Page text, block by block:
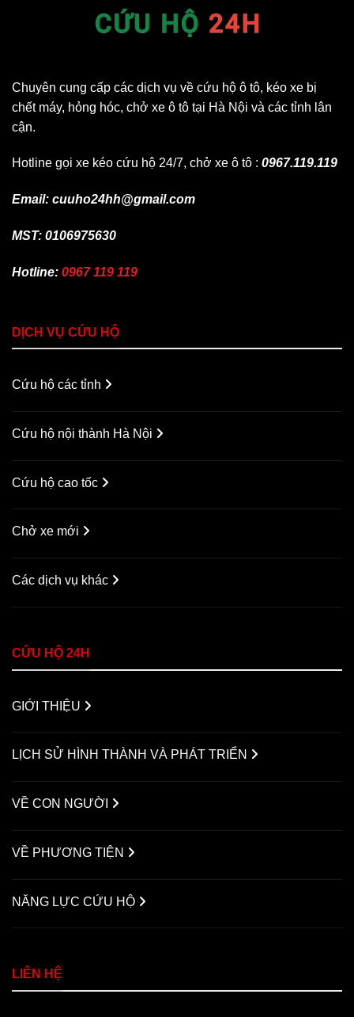
Chuyên cung cấp các dịch vụ về cứu hộ ô tô, kéo xe bị
chết máy, hỏng hóc, chở xe ô tô tại Hà Nội và các tỉnh lân
cận.
Hotline gọi xe kéo cứu hộ 24/7, chở xe ô tô : 0967.119.119
Email: cuuho24hh@gmail.com
MST: 0106975630
Hotline: 0967 119 119
DỊCH VỤ CỨU HỘ
Cứu hộ các tỉnh
Cứu hộ nội thành Hà Nội
Cứu hộ cao tốc
Chở xe mới
Các dịch vụ khác
CỨU HỘ 24H
GIỚI THIỆU
LỊCH SỬ HÌNH THÀNH VÀ PHÁT TRIỂN
VỀ CON NGƯỜI
VỀ PHƯƠNG TIỆN
NĂNG LỰC CỨU HỘ
LIÊN HỆ